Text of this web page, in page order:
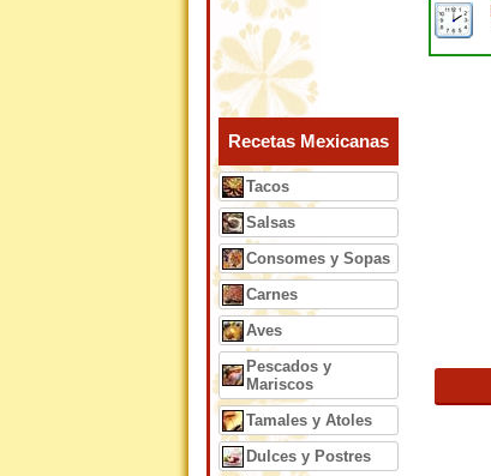
Recetas Mexicanas
Tacos
Salsas
Consomes y Sopas
Carnes
Aves
Pescados y
Mariscos
Tamales y Atoles
Dulces y Postres